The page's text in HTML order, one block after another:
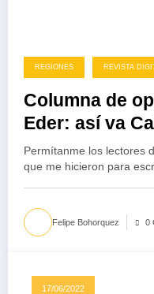
REGIONES REVISTA
Columna de
Eder: así va
inicio de su
Permítanme los lectores
que me hicieron para
Felipe Bohorquez 0
17/06/2022